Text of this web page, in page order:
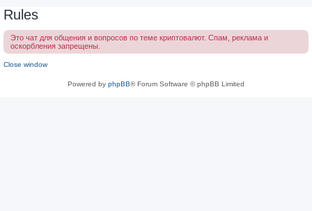
Rules
Это чат для общения и вопросов по теме криптовалют. Спам, реклама и
оскорбления запрещены.
Close window
Powered by phpBB® Forum Software © phpBB Limited